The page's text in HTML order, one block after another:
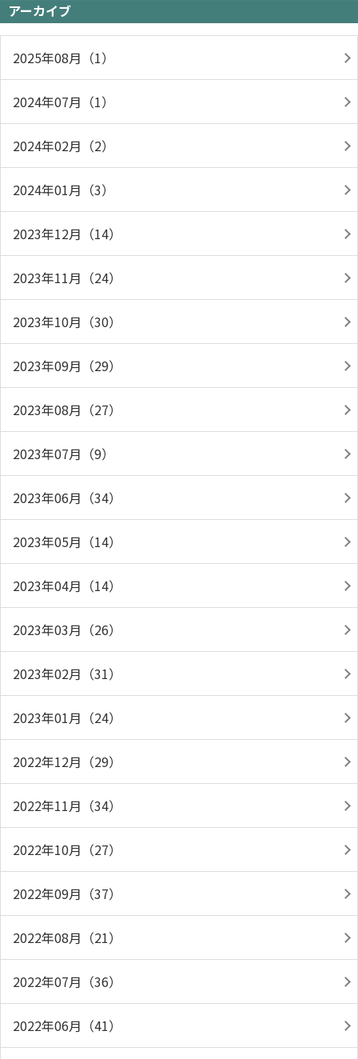
アーカイブ
2025年08月（1）
2024年07月（1）
2024年02月（2）
2024年01月（3）
2023年12月（14）
2023年11月（24）
2023年10月（30）
2023年09月（29）
2023年08月（27）
2023年07月（9）
2023年06月（34）
2023年05月（14）
2023年04月（14）
2023年03月（26）
2023年02月（31）
2023年01月（24）
2022年12月（29）
2022年11月（34）
2022年10月（27）
2022年09月（37）
2022年08月（21）
2022年07月（36）
2022年06月（41）